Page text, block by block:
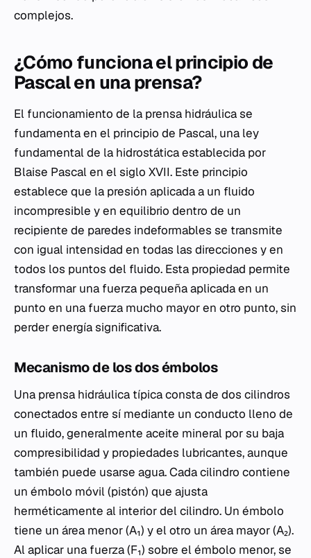
complejos.
¿Cómo funciona el principio de
Pascal en una prensa?
El funcionamiento de la prensa hidráulica se
fundamenta en el principio de Pascal, una ley
fundamental de la hidrostática establecida por
Blaise Pascal en el siglo XVII. Este principio
establece que la presión aplicada a un fluido
incompresible y en equilibrio dentro de un
recipiente de paredes indeformables se transmite
con igual intensidad en todas las direcciones y en
todos los puntos del fluido. Esta propiedad permite
transformar una fuerza pequeña aplicada en un
punto en una fuerza mucho mayor en otro punto, sin
perder energía significativa.
Mecanismo de los dos émbolos
Una prensa hidráulica típica consta de dos cilindros
conectados entre sí mediante un conducto lleno de
un fluido, generalmente aceite mineral por su baja
compresibilidad y propiedades lubricantes, aunque
también puede usarse agua. Cada cilindro contiene
un émbolo móvil (pistón) que ajusta
herméticamente al interior del cilindro. Un émbolo
tiene un área menor (A₁) y el otro un área mayor (A₂).
Al aplicar una fuerza (F₁) sobre el émbolo menor, se